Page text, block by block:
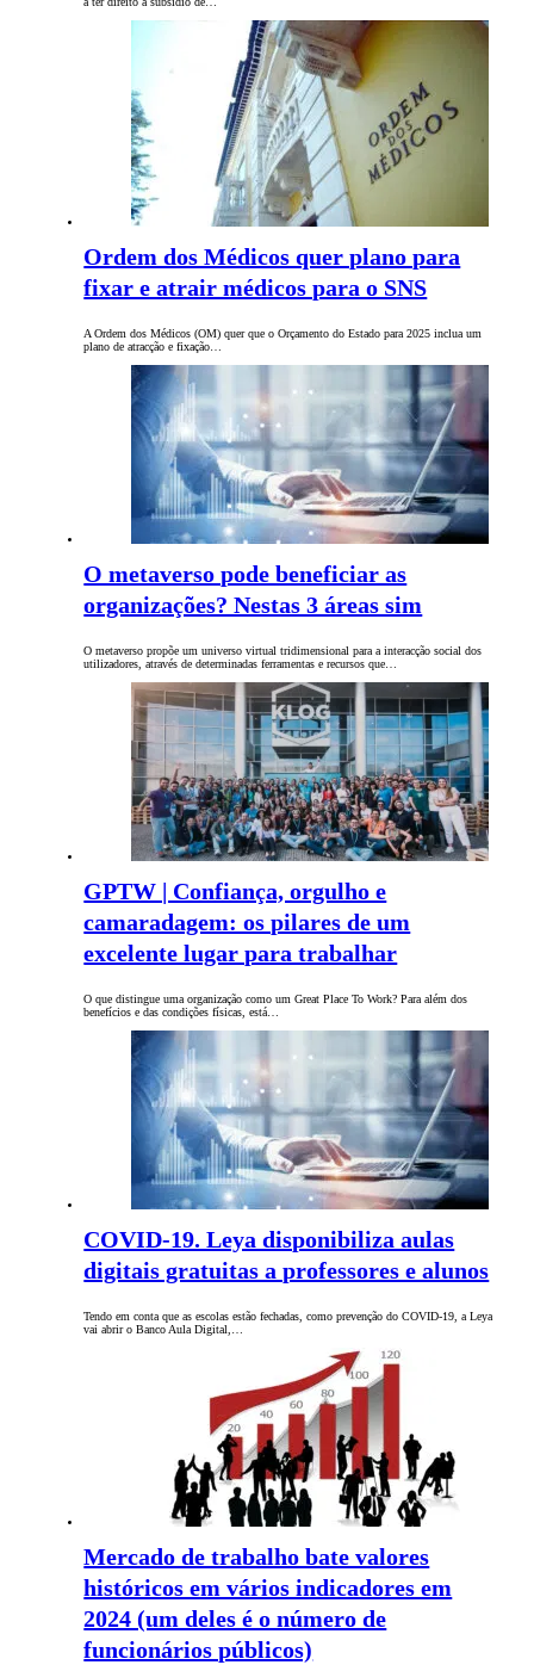
Ordem dos Médicos quer plano para
fixar e atrair médicos para o SNS
A Ordem dos Médicos (OM) quer que o Orçamento do Estado para 2025 inclua um
plano de atracção e fixação…
O metaverso pode beneficiar as
organizações? Nestas 3 áreas sim
O metaverso propõe um universo virtual tridimensional para a interacção social dos
utilizadores, através de determinadas ferramentas e recursos que…
GPTW | Confiança, orgulho e
camaradagem: os pilares de um
excelente lugar para trabalhar
O que distingue uma organização como um Great Place To Work? Para além dos
benefícios e das condições físicas, está…
COVID-19. Leya disponibiliza aulas
digitais gratuitas a professores e alunos
Tendo em conta que as escolas estão fechadas, como prevenção do COVID-19, a Leya
vai abrir o Banco Aula Digital,…
Mercado de trabalho bate valores
históricos em vários indicadores em
2024 (um deles é o número de
funcionários públicos)